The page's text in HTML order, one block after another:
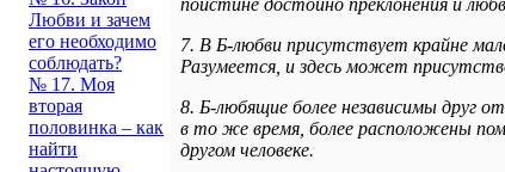
Любви и зачем
его необходимо
соблюдать?
№ 17. Моя
вторая
половинка – как
найти
7. В Б-любви присутствует крайне
Разумеется, и здесь может
8. Б-любящие более независимы друг
в то же время, более расположены
другом человеке.